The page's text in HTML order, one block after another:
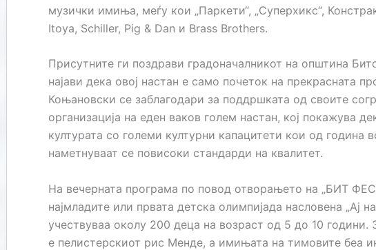
музички имиња, меѓу кои „Паркети“, „Суперхикс“,
Itoya, Schiller, Pig & Dan и Brass Brothers.
Присутните ги поздрави градоначалникот на општина
најави дека овој настан е само почеток на прекрасната
Коњановски се заблагодари за поддршката од своите
организација на еден ваков голем настан, кој покажува
културата со големи културни капацитети кои од година
наметнуваат се повисоки стандарди на квалитет.
На вечерната програма по повод отворањето на „БИТ
најмладите или првата детска олимпијада насловена „Ај
учествуваа околу 200 деца на возраст од 5 до 10 години.
е пелистерскиот рис Менде, а имињата на тимовите беа